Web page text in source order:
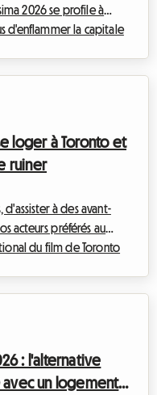
2026 se profile à
d'enflammer la capitale
loger à Toronto et
ruiner
à des avant-
acteurs préférés au
du film de Toronto
: l'alternative
avec un logement